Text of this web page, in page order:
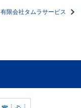
有限会社タムラサービス